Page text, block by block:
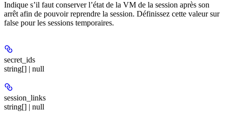
Indique s’il faut conserver l’état de la VM de la session après son
arrêt afin de pouvoir reprendre la session. Définissez cette valeur sur
false pour les sessions temporaires.
secret_ids
string[] | null
session_links
string[] | null